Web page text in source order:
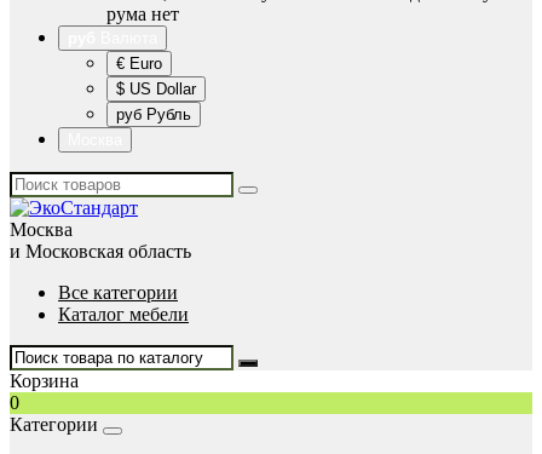
рума нет
€ Euro
$ US Dollar
руб Рубль
Москва
и Московская область
Все категории
Каталог мебели
Корзина
0
Категории